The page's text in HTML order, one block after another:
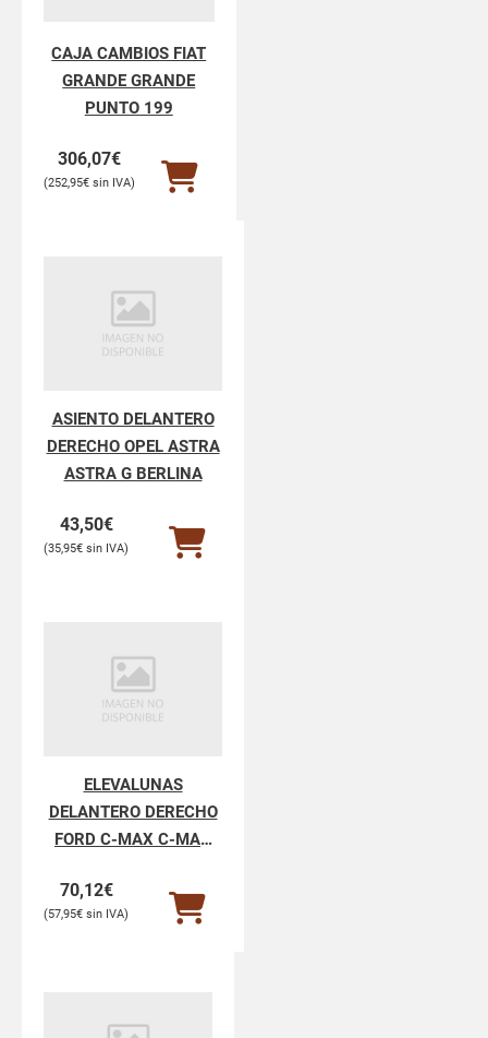
CAJA CAMBIOS FIAT
GRANDE GRANDE
PUNTO 199
306,07€
252,95€
ASIENTO DELANTERO
DERECHO OPEL ASTRA
ASTRA G BERLINA
43,50€
35,95€
ELEVALUNAS
DELANTERO DERECHO
FORD C-MAX C-MAX
70,12€
57,95€